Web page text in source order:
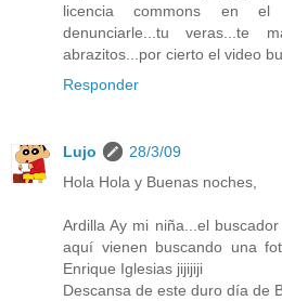
licencia commons en
denunciarle...tu veras...te
abrazitos...por cierto el video
Responder
Lujo
28/3/09
Hola Hola y Buenas noches,
Ardilla Ay mi niña...el
aquí vienen buscando una
Enrique Iglesias jijijiji
Descansa de este duro día de